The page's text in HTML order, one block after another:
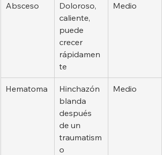
Absceso
Doloroso,
caliente,
puede
crecer
rápidamen
te
Medio
Hematoma
Hinchazón
blanda
después
de un
traumatism
o
Medio